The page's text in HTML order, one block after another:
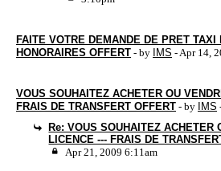
FAITE VOTRE DEMANDE DE PRET TAXI
HONORAIRES OFFERT - by IMS - Apr 14,
VOUS SOUHAITEZ ACHETER OU
FRAIS DE TRANSFERT OFFERT - by IMS
Re: VOUS SOUHAITEZ ACHETER
LICENCE --- FRAIS DE
Apr 21, 2009 6:11am